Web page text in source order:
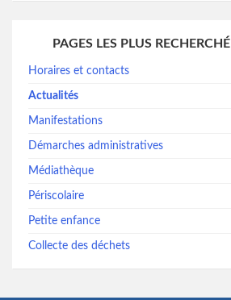
PAGES LES PLUS
Horaires et contacts
Actualités
Manifestations
Démarches administratives
Médiathèque
Périscolaire
Petite enfance
Collecte des déchets